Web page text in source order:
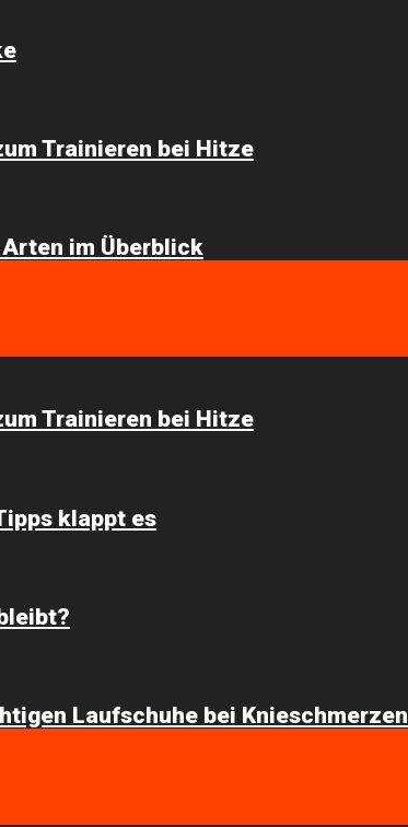
Trainieren bei Hitze
im Überblick
Trainieren bei Hitze
klappt es
Laufschuhe bei Knieschmerzen